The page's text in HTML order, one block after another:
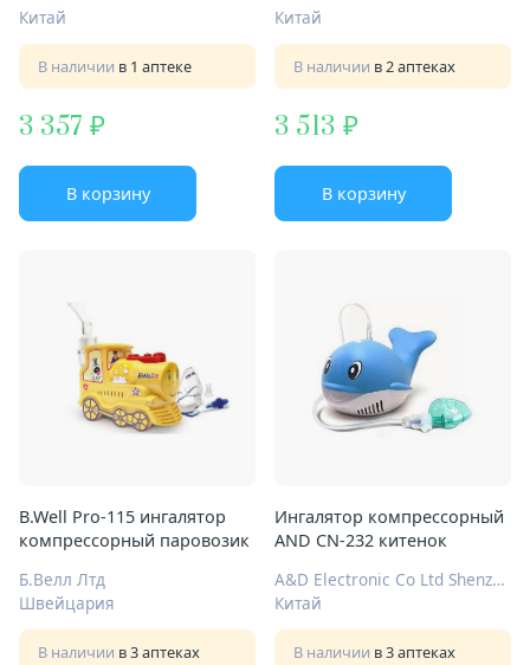
Китай
В наличии в 1 аптеке
3 357
В корзину
Китай
В наличии в 2 аптеках
3 513
В корзину
B.Well Pro-115 ингалятор
компрессорный паровозик
Б.Велл Лтд
Швейцария
В наличии в 3 аптеках
Ингалятор компрессорный
AND CN-232 китенок
A&D Electronic Co Ltd Shenzhen
Китай
В наличии в 3 аптеках